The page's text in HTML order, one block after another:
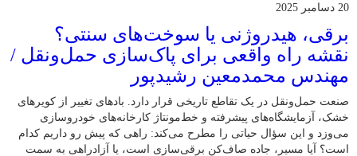
20 دسامبر 2025
برقی، هیدروژنی یا سوخت‌های سنتی؟
نقشه راه واقعی برای پاک‌سازی حمل‌ونقل /
مهندس محمدمعین رشیدپور
صنعت حمل‌ونقل در یک تقاطع تاریخی قرار دارد. بادهای تغییر از کویرهای
خشک، آزمایشگاه‌های پیشرفته و خط‌مونتاژ کارخانه‌های خودروسازی
می‌وزد و این سؤال حیاتی را مطرح می‌کند: راهی که پیش رو داریم کدام
است؟ آیا مسیر، جاده صاف‌کن برقی‌سازی است، یا آزادراهی به سمت